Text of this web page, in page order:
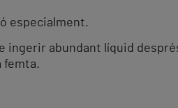
especialment.
abundant líquid
femta.